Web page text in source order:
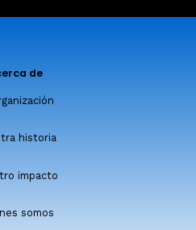
de
historia
impacto
somos